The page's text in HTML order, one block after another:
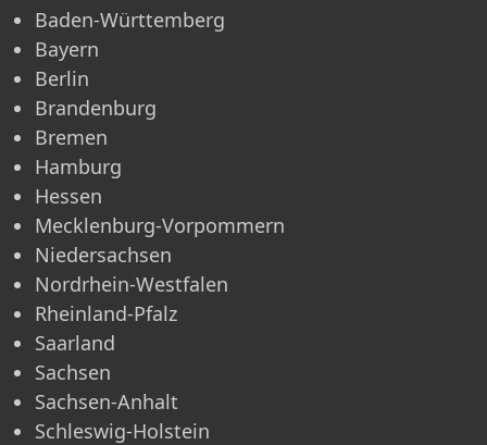
Baden-Württemberg
Bayern
Berlin
Brandenburg
Bremen
Hamburg
Hessen
Mecklenburg-Vorpommern
Niedersachsen
Nordrhein-Westfalen
Rheinland-Pfalz
Saarland
Sachsen
Sachsen-Anhalt
Schleswig-Holstein